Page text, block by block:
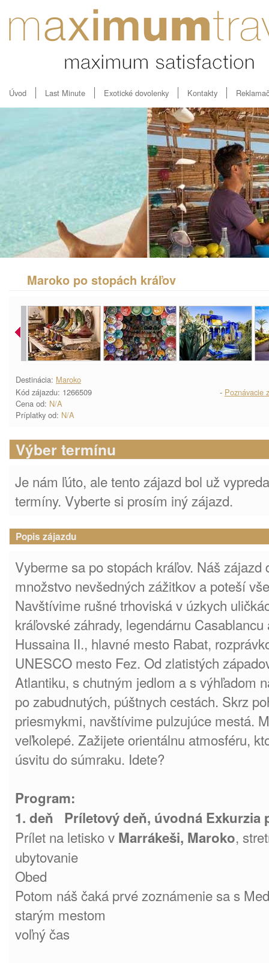
Úvod Last Minute Exotické dovolenky Kontakty
Maroko po stopách kráľov
Destinácia: Maroko
Kód zájazdu: 1266509
Cena od: N/A
Príplatky od: N/A
- Poznávacie
Výber termínu
Je nám ľúto, ale tento zájazd bol už
termíny. Vyberte si prosím iný zájazd.
Popis zájazdu
Vyberme sa po stopách kráľov. Náš zájazd
množstvo nevšedných zážitkov a poteší
Navštívime rušné trhoviská v úzkych
kráľovské záhrady, legendárnu
Hussaina II., hlavné mesto Rabat,
UNESCO mesto Fez. Od zlatistých
Atlantiku, s chutným jedlom a s výhľadom
po zabudnutých, púštnych cestách. Skrz
priesmykmi, navštívime pulzujúce mestá.
veľkolepé. Zažijete orientálnu atmosféru,
úsvitu do súmraku. Idete?
Program:
1. deň Príletový deň, úvodná Exkurzia
Prílet na letisko v Marrákeši, Maroko,
ubytovanie
Obed
Potom náš čaká prvé zoznámenie sa s
starým mestom
voľný čas